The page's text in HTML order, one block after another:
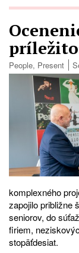
People, Present
komplexného
zapojilo približne
seniorov, do
firiem,
stopäťdesiat.